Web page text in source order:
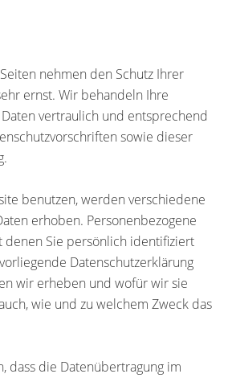
nehmen den Schutz Ihrer
ernst. Wir behandeln Ihre
vertraulich und entsprechend
sowie dieser
benutzen, werden verschiedene
erhoben. Personenbezogene
denen Sie persönlich identifiziert
Datenschutzerklärung
wir erheben und wofür wir sie
wie und zu welchem Zweck das
dass die Datenübertragung im